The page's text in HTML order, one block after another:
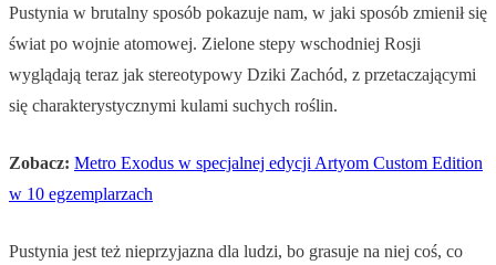
Pustynia w brutalny sposób pokazuje nam, w jaki sposób zmienił się
świat po wojnie atomowej. Zielone stepy wschodniej Rosji
wyglądają teraz jak stereotypowy Dziki Zachód, z przetaczającymi
się charakterystycznymi kulami suchych roślin.
Zobacz: Metro Exodus w specjalnej edycji Artyom Custom Edition
w 10 egzemplarzach
Pustynia jest też nieprzyjazna dla ludzi, bo grasuje na niej coś, co